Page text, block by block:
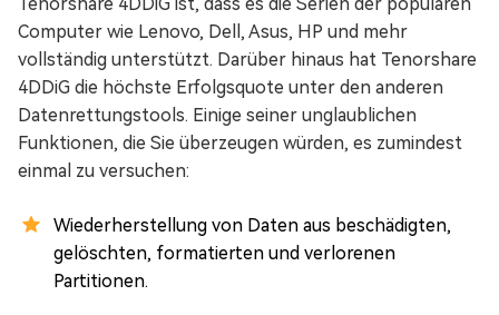
Tenorshare 4DDiG ist, dass es die Serien der populären
Computer wie Lenovo, Dell, Asus, HP und mehr
vollständig unterstützt. Darüber hinaus hat Tenorshare
4DDiG die höchste Erfolgsquote unter den anderen
Datenrettungstools. Einige seiner unglaublichen
Funktionen, die Sie überzeugen würden, es zumindest
einmal zu versuchen:
Wiederherstellung von Daten aus beschädigten,
gelöschten, formatierten und verlorenen
Partitionen.